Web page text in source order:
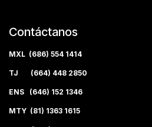
Contáctanos
MXL (686) 554 1414
TJ (664) 448 2850
ENS (646) 152 1346
MTY (81) 1363 1615